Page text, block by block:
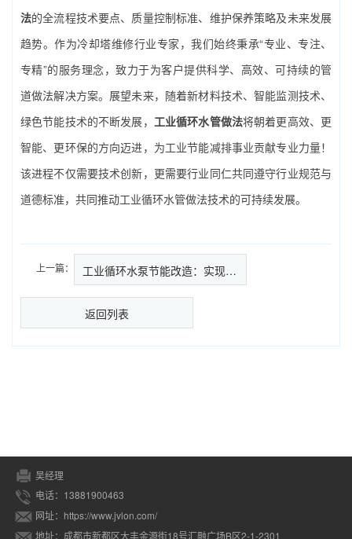
法的全流程技术要点、质量控制标准、维护保养策略及未来发展
趋势。作为冷却塔维修行业专家，我们始终秉承“专业、专注、
专精”的服务理念，致力于为客户提供科学、高效、可持续的管
道做法解决方案。展望未来，随着新材料技术、智能监测技术、
绿色节能技术的不断发展， 工业循环水管做法将朝着更高效、更
智能、更环保的方向迈进，为工业节能减排事业贡献专业力量！
该进程不仅需要技术创新，更需要行业同仁共同遵守行业规范与
道德标准，共同推动工业循环水管做法技术的可持续发展。
上一篇： 工业循环水泵节能改造：实现能效跃…
返回列表
吴经理
电话：13881900463
网址：https://www.jvlon.com/
地址：成都市新都区大丰金源街18号汇融广场B区2-1-2301